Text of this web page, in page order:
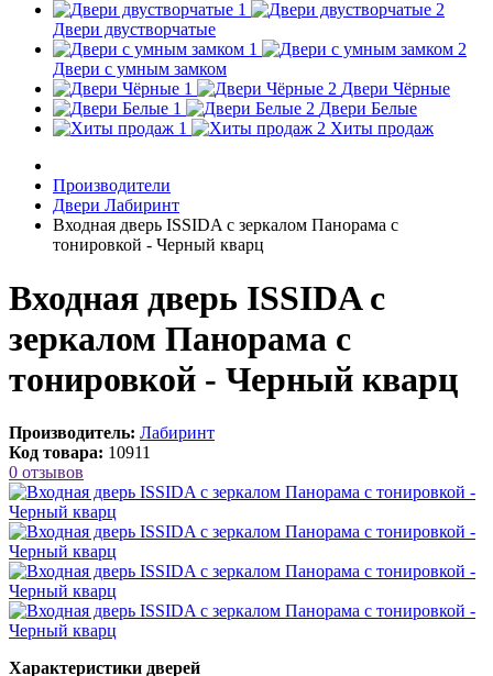
Двери двустворчатые
Двери с умным замком
Двери Чёрные
Двери Белые
Хиты продаж
Производители
Двери Лабиринт
Входная дверь ISSIDA с зеркалом Панорама с
тонировкой - Черный кварц
Входная дверь ISSIDA с
зеркалом Панорама с
тонировкой - Черный кварц
Производитель: Лабиринт
Код товара: 10911
0 отзывов
Характеристики дверей